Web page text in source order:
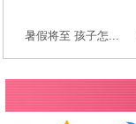
暑假将至 孩子怎...